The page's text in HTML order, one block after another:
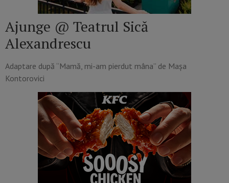
Ajunge @ Teatrul Sică
Alexandrescu
Adaptare după “Mamă, mi-am pierdut mâna” de Mașa
Kontorovici